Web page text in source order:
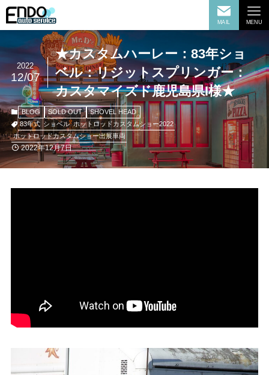
MAIL MENU
★カスタムハーレー：83年ショ
ベル：リジットスプリンガー：
カスタマイズド鹿児島県I様★
2022
12/07
BLOG SOLD OUT
SHOVEL HEAD
83年式 ショベル ホットロッドカスタムショー2022
ホットロッドカスタムショー出展車両
2022年12月7日